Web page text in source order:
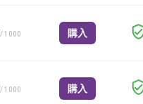
/ 1000 購入
/ 1000 購入